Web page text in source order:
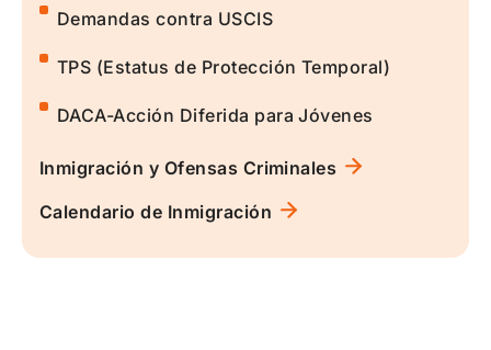
Demandas contra USCIS
TPS (Estatus de Protección Temporal)
DACA-Acción Diferida para Jóvenes
Inmigración y Ofensas Criminales
Calendario de Inmigración